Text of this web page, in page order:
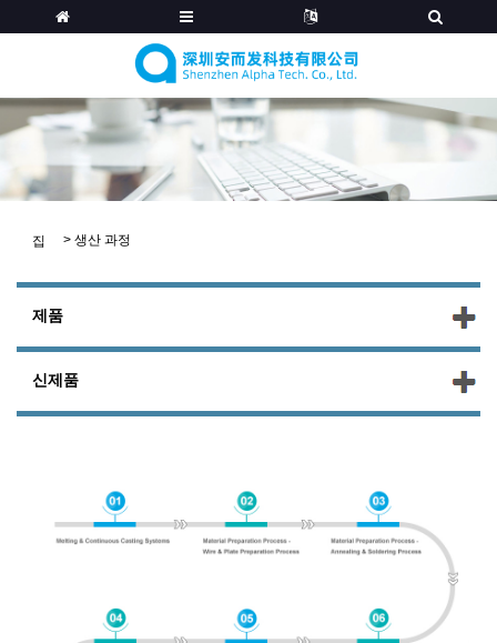
집 > 생산 과정
제품
신제품